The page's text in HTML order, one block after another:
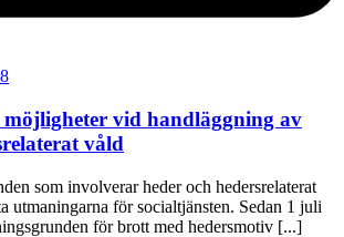
vid handläggning av
våld
som involverar heder och hedersrelaterat
utmaningarna för socialtjänsten. Sedan 1 juli
för brott med hedersmotiv [...]